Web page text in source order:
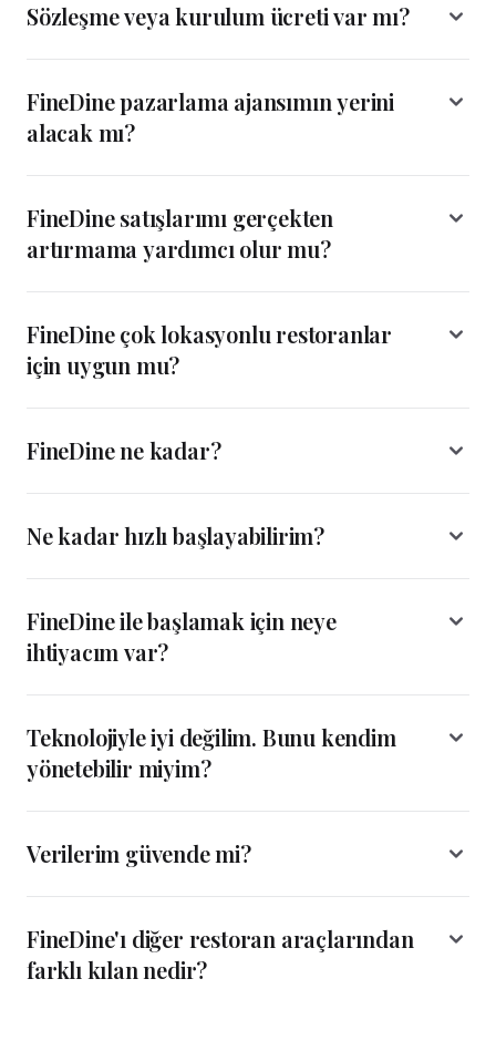
Sözleşme veya kurulum ücreti var mı?
FineDine pazarlama ajansımın yerini
alacak mı?
FineDine satışlarımı gerçekten
artırmama yardımcı olur mu?
FineDine çok lokasyonlu restoranlar
için uygun mu?
FineDine ne kadar?
Ne kadar hızlı başlayabilirim?
FineDine ile başlamak için neye
ihtiyacım var?
Teknolojiyle iyi değilim. Bunu kendim
yönetebilir miyim?
Verilerim güvende mi?
FineDine'ı diğer restoran araçlarından
farklı kılan nedir?